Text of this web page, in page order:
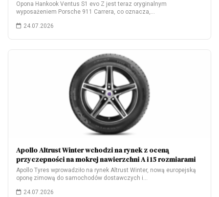
Opona Hankook Ventus S1 evo Z jest teraz oryginalnym
wyposażeniem Porsche 911 Carrera, co oznacza,…
24.07.2026
Apollo Altrust Winter wchodzi na rynek z oceną
przyczepności na mokrej nawierzchni A i 15 rozmiarami
Apollo Tyres wprowadziło na rynek Altrust Winter, nową europejską
oponę zimową do samochodów dostawczych i…
24.07.2026